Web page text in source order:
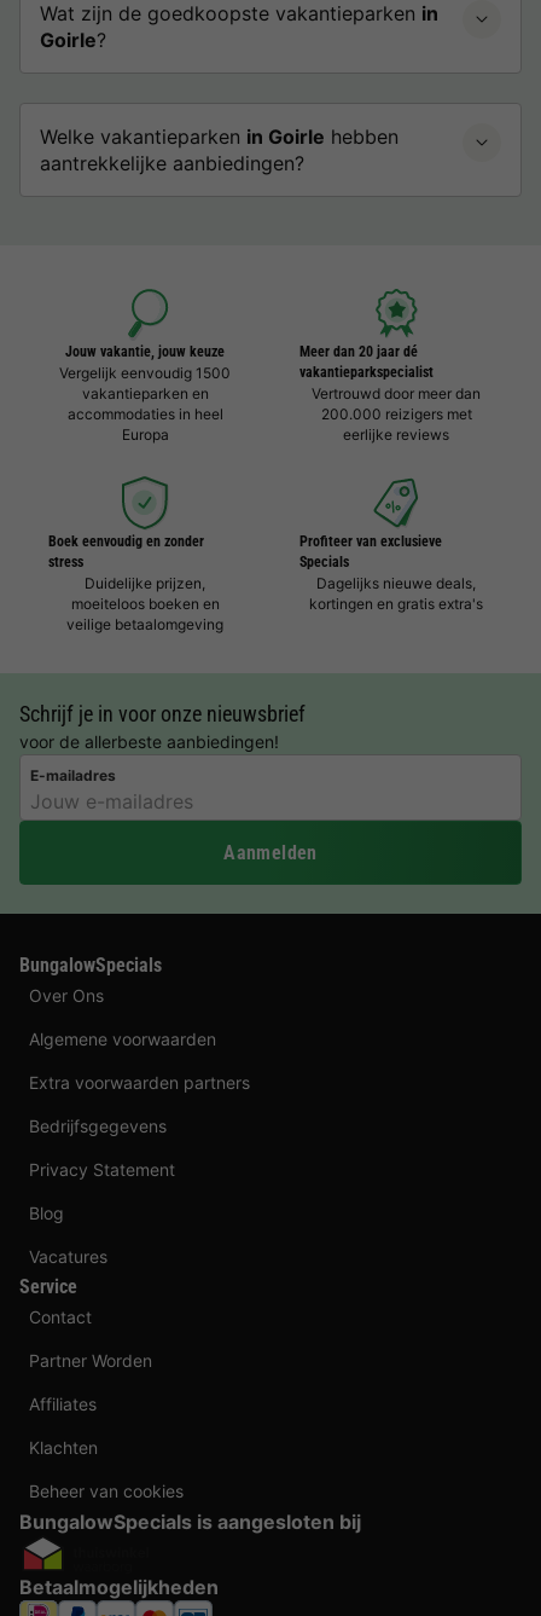
Wat zijn de goedkoopste vakantieparken in
Goirle?
Welke vakantieparken in Goirle hebben
aantrekkelijke aanbiedingen?
Jouw vakantie, jouw keuze
Vergelijk eenvoudig 1500
vakantieparken en
accommodaties in heel
Europa
Meer dan 20 jaar dé
vakantieparkspecialist
Vertrouwd door meer dan
200.000 reizigers met
eerlijke reviews
Boek eenvoudig en zonder
stress
Duidelijke prijzen,
moeiteloos boeken en
veilige betaalomgeving
Profiteer van exclusieve
Specials
Dagelijks nieuwe deals,
kortingen en gratis extra's
Schrijf je in voor onze nieuwsbrief
voor de allerbeste aanbiedingen!
E-mailadres
Aanmelden
BungalowSpecials
Over Ons
Algemene voorwaarden
Extra voorwaarden partners
Bedrijfsgegevens
Privacy Statement
Blog
Vacatures
Service
Contact
Partner Worden
Affiliates
Klachten
Beheer van cookies
BungalowSpecials is aangesloten bij
Betaalmogelijkheden